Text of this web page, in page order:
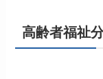
高齢者福祉